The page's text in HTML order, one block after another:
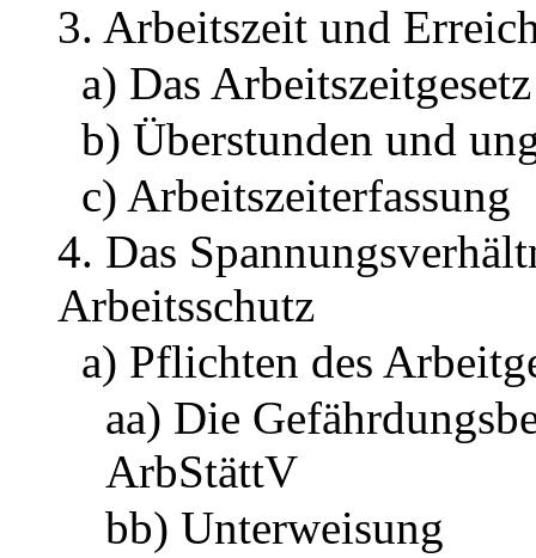
3. Arbeitszeit und
a) Das
b) Überstunden und
c) Arbeitszeiterfassung
4. Das
Arbeitsschutz
a) Pflichten des
aa) Die
ArbStättV
bb) Unterweisung